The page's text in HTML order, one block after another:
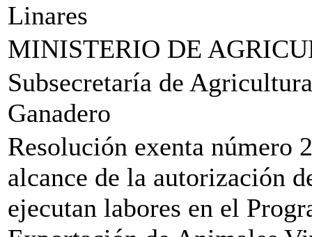
Linares
MINISTERIO DE
Subsecretaría de
Ganadero
Resolución exenta número
alcance de la autorización
ejecutan labores en el